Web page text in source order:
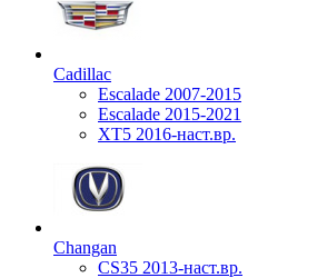
Cadillac
Escalade 2007-2015
Escalade 2015-2021
XT5 2016-наст.вр.
Changan
CS35 2013-наст.вр.